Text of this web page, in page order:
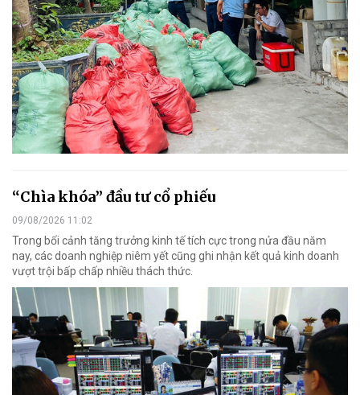
“Chìa khóa” đầu tư cổ phiếu
09/08/2026 11:02
Trong bối cảnh tăng trưởng kinh tế tích cực trong nửa đầu năm
nay, các doanh nghiệp niêm yết cũng ghi nhận kết quả kinh doanh
vượt trội bấp chấp nhiều thách thức.